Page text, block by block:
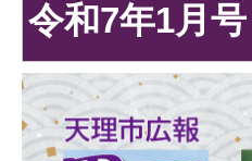
令和7年1月号